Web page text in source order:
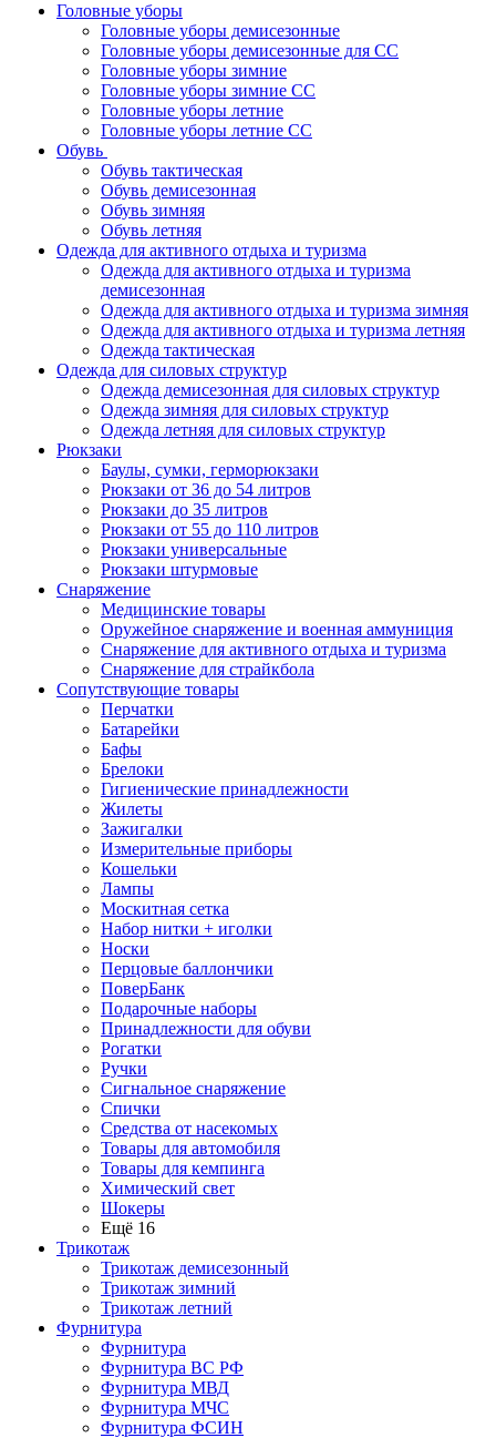
Головные уборы
Головные уборы демисезонные
Головные уборы демисезонные для СС
Головные уборы зимние
Головные уборы зимние СС
Головные уборы летние
Головные уборы летние СС
Обувь
Обувь тактическая
Обувь демисезонная
Обувь зимняя
Обувь летняя
Одежда для активного отдыха и туризма
Одежда для активного отдыха и туризма
демисезонная
Одежда для активного отдыха и туризма зимняя
Одежда для активного отдыха и туризма летняя
Одежда тактическая
Одежда для силовых структур
Одежда демисезонная для силовых структур
Одежда зимняя для силовых структур
Одежда летняя для силовых структур
Рюкзаки
Баулы, сумки, герморюкзаки
Рюкзаки от 36 до 54 литров
Рюкзаки до 35 литров
Рюкзаки от 55 до 110 литров
Рюкзаки универсальные
Рюкзаки штурмовые
Снаряжение
Медицинские товары
Оружейное снаряжение и военная аммуниция
Снаряжение для активного отдыха и туризма
Снаряжение для страйкбола
Сопутствующие товары
Перчатки
Батарейки
Бафы
Брелоки
Гигиенические принадлежности
Жилеты
Зажигалки
Измерительные приборы
Кошельки
Лампы
Москитная сетка
Набор нитки + иголки
Носки
Перцовые баллончики
ПоверБанк
Подарочные наборы
Принадлежности для обуви
Рогатки
Ручки
Сигнальное снаряжение
Спички
Средства от насекомых
Товары для автомобиля
Товары для кемпинга
Химический свет
Шокеры
Ещё 16
Трикотаж
Трикотаж демисезонный
Трикотаж зимний
Трикотаж летний
Фурнитура
Фурнитура
Фурнитура ВС РФ
Фурнитура МВД
Фурнитура МЧС
Фурнитура ФСИН